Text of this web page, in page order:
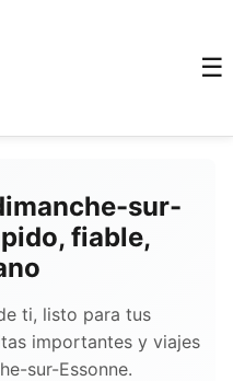
☰
sur-
fiable,
ti, listo para tus
importantes y viajes
sur-Essonne.